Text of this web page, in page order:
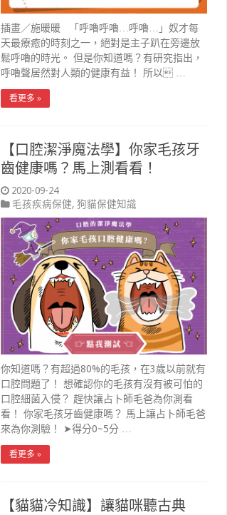
插畫／施暖暖 「呼嚕呼嚕…呼嚕…」奴才每
天最療癒的時刻之一，絕對是主子趴在旁邊放
鬆呼嚕的時光。 但是你知道嗎？有研究指出，
呼嚕聲居然對人類的健康有益！ 所以 …
看更多 »
【口腔潔淨魔法學】你家毛孩牙
齒健康嗎？馬上測看看！
2020-09-24
毛孩疾病保健, 狗貓保健知識
你知道嗎？有超過80%的毛孩，在3歲以前就有
口腔問題了！ 想確認你的毛孩有沒有被可怕的
口腔細菌入侵？ 趕快讓占卜師毛爸為你測看
看！ 你家毛孩牙齒健康嗎？ 馬上讓占卜師毛爸
來為你測驗！ ➤得分0~5分 …
看更多 »
【貓貓冷知識】讓貓咪聽古典